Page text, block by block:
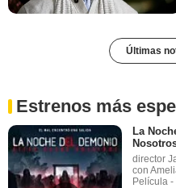
Últimas
Estrenos más
La
director
con
Película -